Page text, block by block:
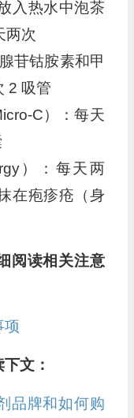
入热水中泡茶
两次
苷钴胺素和甲
2 吸管
C）：每天
）：每天两
在疱疹疮（身
阅读相关注意
项
文：
品牌和如何购